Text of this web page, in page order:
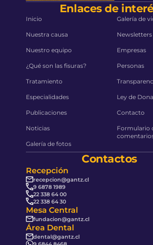
Enlaces de
Inicio
Nuestra causa
Nuestro equipo
¿Qué son las fisuras?
Tratamiento
Especialidades
Publicaciones
Noticias
Galería de fotos
Galería de
Newsletters
Empresas
Personas
Ley de
Contacto
Formulario
Contactos
Recepción
recepcion@gantz.cl
9 6878 1989
22 338 64 00
22 338 64 30
Mesa Central
fundacion@gantz.cl
Área Dental
dental@gantz.cl